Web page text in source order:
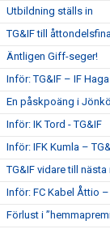
Utbildning ställs in
TG&IF till
Äntligen Giff-seger!
Inför: TG&IF – IF Haga
En påskpoäng i
Inför: IK Tord - TG&IF
Inför: IFK Kumla –
TG&IF vidare till
Inför: FC Kabel Åttio –
Förlust i